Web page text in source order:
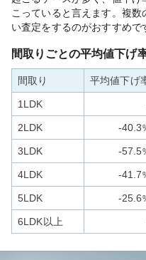
こっていると言えます。複
い査定をするのがおすすめで
間取りごとの平均値下げ
間取り 平均値下げ
1LDK
2LDK -40.3
3LDK -57.5
4LDK -41.7
5LDK -25.6
6LDK以上